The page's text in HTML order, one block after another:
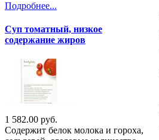
Подробнее...
Суп томатный, низкое
содержание жиров
1 582.00 руб.
Содержит белок молока и гороха,